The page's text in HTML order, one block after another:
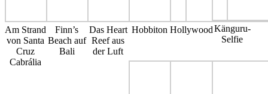
Am Strand
von Santa
Cruz
Cabrália
Finn’s
Beach auf
Bali
Das Heart
Reef aus
der Luft
Hobbiton HollywoodKänguru-
Selfie